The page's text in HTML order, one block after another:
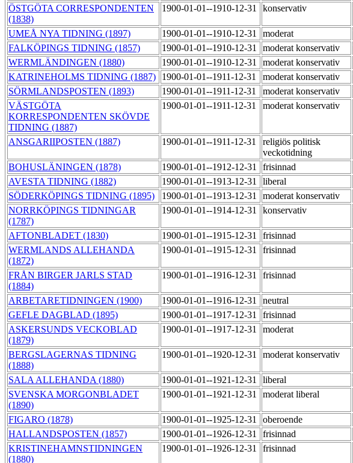
ÖSTGÖTA CORRESPONDENTEN
(1838)
1900-01-01--1910-12-31 konservativ
UMEÅ NYA TIDNING (1897) 1900-01-01--1910-12-31 moderat
FALKÖPINGS TIDNING (1857) 1900-01-01--1910-12-31 moderat konservativ
WERMLÄNDINGEN (1880) 1900-01-01--1910-12-31 moderat konservativ
KATRINEHOLMS TIDNING (1887) 1900-01-01--1911-12-31 moderat konservativ
SÖRMLANDSPOSTEN (1893) 1900-01-01--1911-12-31 moderat konservativ
VÄSTGÖTA
KORRESPONDENTEN SKÖVDE
TIDNING (1887)
1900-01-01--1911-12-31 moderat konservativ
ANSGARIIPOSTEN (1887) 1900-01-01--1911-12-31
religiös politisk
veckotidning
BOHUSLÄNINGEN (1878) 1900-01-01--1912-12-31 frisinnad
AVESTA TIDNING (1882) 1900-01-01--1913-12-31 liberal
SÖDERKÖPINGS TIDNING (1895) 1900-01-01--1913-12-31 moderat konservativ
NORRKÖPINGS TIDNINGAR
(1787)
1900-01-01--1914-12-31 konservativ
AFTONBLADET (1830) 1900-01-01--1915-12-31 frisinnad
WERMLANDS ALLEHANDA
(1872)
1900-01-01--1915-12-31 frisinnad
FRÅN BIRGER JARLS STAD
(1884)
1900-01-01--1916-12-31 frisinnad
ARBETARETIDNINGEN (1900) 1900-01-01--1916-12-31 neutral
GEFLE DAGBLAD (1895) 1900-01-01--1917-12-31 frisinnad
ASKERSUNDS VECKOBLAD
(1879)
1900-01-01--1917-12-31 moderat
BERGSLAGERNAS TIDNING
(1888)
1900-01-01--1920-12-31 moderat konservativ
SALA ALLEHANDA (1880) 1900-01-01--1921-12-31 liberal
SVENSKA MORGONBLADET
(1890)
1900-01-01--1921-12-31 moderat liberal
FIGARO (1878) 1900-01-01--1925-12-31 oberoende
HALLANDSPOSTEN (1857) 1900-01-01--1926-12-31 frisinnad
KRISTINEHAMNSTIDNINGEN
(1880)
1900-01-01--1926-12-31 frisinnad